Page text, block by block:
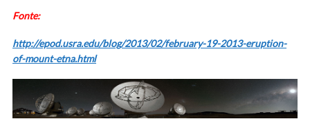
Fonte:
http://epod.usra.edu/blog/2013/02/february-19-2013-eruption-
of-mount-etna.html